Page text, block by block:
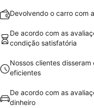
Devolvendo o carro com
De acordo com as
condição satisfatória
Nossos clientes
eficientes
De acordo com as
dinheiro